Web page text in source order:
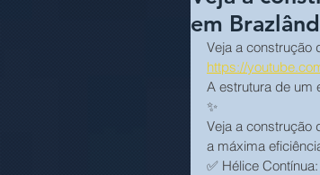
em
Veja a construção
https://
A estrutura de um
✨
Veja a construção
a máxima
✅ Hélice